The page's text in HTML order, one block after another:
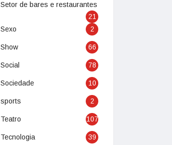
Setor de bares e restaurantes
21
Sexo
2
Show 66
Social 78
Sociedade 10
sports 2
Teatro 107
Tecnologia 39